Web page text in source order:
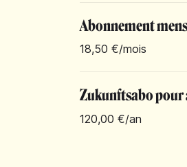
Abonnement
18,50 €/mois
Zukunftsabo pour
120,00 €/an